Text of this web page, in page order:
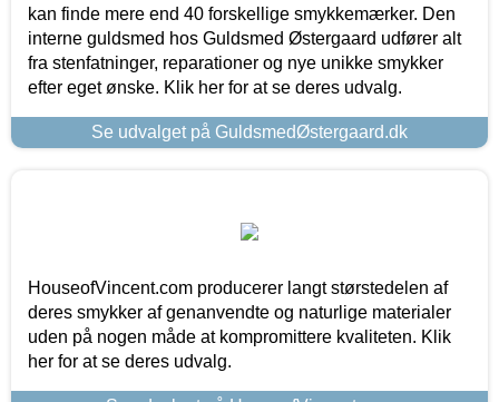
kan finde mere end 40 forskellige smykkemærker. Den
interne guldsmed hos Guldsmed Østergaard udfører alt
fra stenfatninger, reparationer og nye unikke smykker
efter eget ønske. Klik her for at se deres udvalg.
Se udvalget på GuldsmedØstergaard.dk
HouseofVincent.com producerer langt størstedelen af
deres smykker af genanvendte og naturlige materialer
uden på nogen måde at kompromittere kvaliteten. Klik
her for at se deres udvalg.